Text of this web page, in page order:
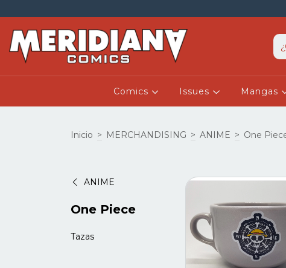
Comics Issues Mangas
Inicio > MERCHANDISING > ANIME > One
ANIME
One Piece
Tazas